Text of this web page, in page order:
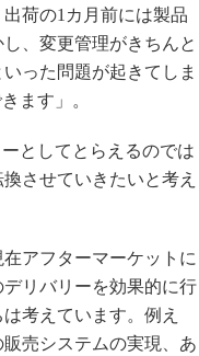
荷の1カ月前には製品
、変更管理がきちんと
った問題が起きてしま
ます」。
としてとらえるのでは
させていきたいと考え
アフターマーケットに
リバリーを効果的に行
考えています。例え
売システムの実現、あ